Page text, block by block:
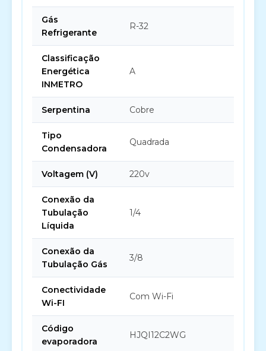
Gás
Refrigerante
R-32
Classificação
Energética
INMETRO
A
Serpentina Cobre
Tipo
Condensadora
Quadrada
Voltagem (V) 220v
Conexão da
Tubulação
Líquida
1/4
Conexão da
Tubulação Gás
3/8
Conectividade
Wi-FI
Com Wi-Fi
Código
evaporadora
HJQI12C2WG